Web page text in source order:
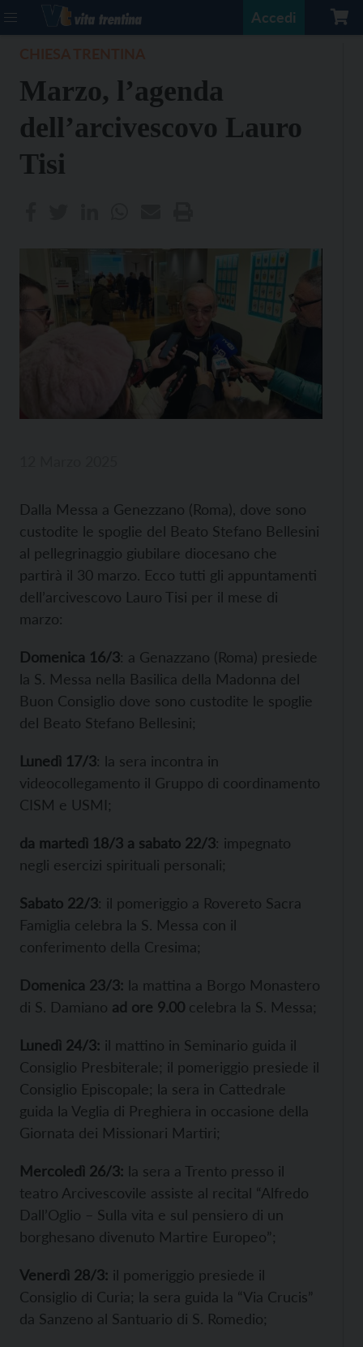
Accedi
Marzo, l’agenda
dell’arcivescovo Lauro
Tisi
Dalla Messa a Genezzano (Roma), dove sono
custodite le spoglie del Beato Stefano Bellesini
al pellegrinaggio giubilare diocesano che
partirà il 30 marzo. Ecco tutti gli appuntamenti
dell’arcivescovo Lauro Tisi per il mese di
marzo:
Domenica 16/3: a Genazzano (Roma) presiede
la S. Messa nella Basilica della Madonna del
Buon Consiglio dove sono custodite le spoglie
del Beato Stefano Bellesini;
Lunedì 17/3: la sera incontra in
videocollegamento il Gruppo di coordinamento
CISM e USMI;
da martedì 18/3 a sabato 22/3: impegnato
negli esercizi spirituali personali;
Sabato 22/3: il pomeriggio a Rovereto Sacra
Famiglia celebra la S. Messa con il
conferimento della Cresima;
Domenica 23/3: la mattina a Borgo Monastero
di S. Damiano ad ore 9.00 celebra la S. Messa;
Lunedì 24/3: il mattino in Seminario guida il
Consiglio Presbiterale; il pomeriggio presiede il
Consiglio Episcopale; la sera in Cattedrale
guida la Veglia di Preghiera in occasione della
Giornata dei Missionari Martiri;
Mercoledì 26/3: la sera a Trento presso il
teatro Arcivescovile assiste al recital “Alfredo
Dall’Oglio – Sulla vita e sul pensiero di un
borghesano divenuto Martire Europeo”;
Venerdì 28/3: il pomeriggio presiede il
Consiglio di Curia; la sera guida la “Via Crucis”
da Sanzeno al Santuario di S. Romedio;